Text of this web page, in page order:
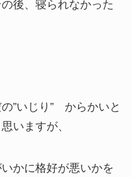
後、寝られなかった
”いじり” からかいと
いますが、
かに格好が悪いかを